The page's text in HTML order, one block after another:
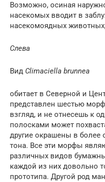
Возможно, осиная
насекомых вводит в
насекомоядных
Слева
Вид Climaciella brunnea
обитает в Северной и
представлен шестью
взгляд, и не отнесешь к
полосками может
другие окрашены в
тона. Все эти морфы
различных видов
каждой из них довольно
прототипа. Другой род